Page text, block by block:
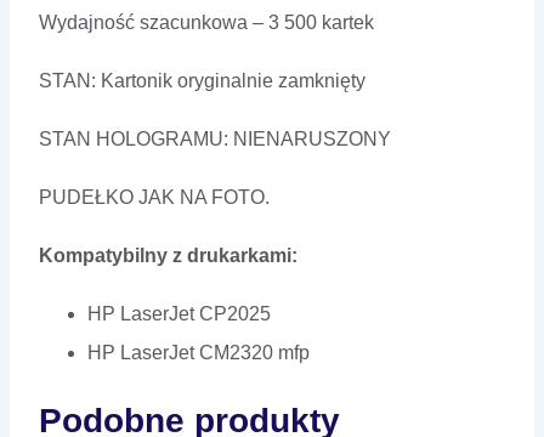
Wydajność szacunkowa – 3 500 kartek
STAN: Kartonik oryginalnie zamknięty
STAN HOLOGRAMU: NIENARUSZONY
PUDEŁKO JAK NA FOTO.
Kompatybilny z drukarkami:
HP LaserJet CP2025
HP LaserJet CM2320 mfp
Podobne produkty